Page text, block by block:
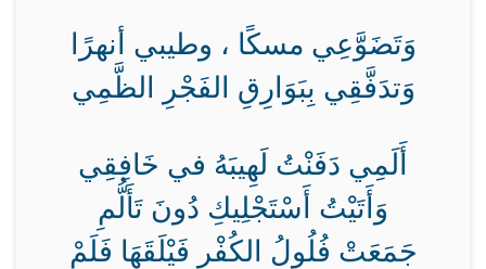
وَتَضَوَّعِي مسكًا ، وطيبي أنهرًا
وَتدَفَّقِي بِبَوَارِقِ الفَجْرِ الظَّمِي
أَلَمِي دَفَنْتُ لَهِيبَهُ في خَافِقِي
وَأَتَيْتُ أَسْتَجْلِيكِ دُونَ تَأَلُّمِ
جَمَعَتْ فُلُولُ الكُفْرِ فَيْلَقَهَا فَلَمْ